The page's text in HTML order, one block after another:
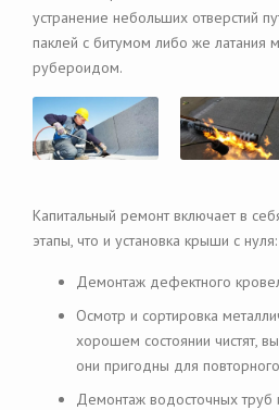
устранение небольших отверстий
паклей с битумом либо же латания
рубероидом.
Капитальный ремонт включает в
этапы, что и установка крыши с нуля:
Демонтаж дефектного
Осмотр и сортировка
хорошем состоянии чистят,
они пригодны для
Демонтаж водосточных труб